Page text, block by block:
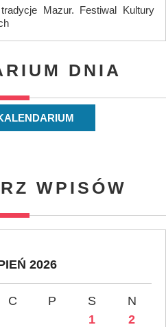
Mazur. Festiwal Kultury
DNIA
WPISÓW
2026
C P S
N
1
2